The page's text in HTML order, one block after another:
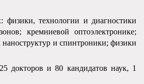
технологии и диагностики
кремниевой оптоэлектронике;
наноструктур и спинтроники; физики
докторов и 80 кандидатов наук, 1